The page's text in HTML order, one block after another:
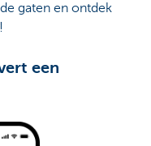
gaten en ontdek
een